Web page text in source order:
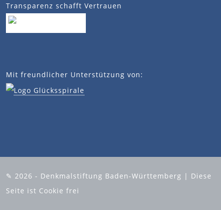
Transparenz schafft Vertrauen
Mit freundlicher Unterstützung von:
✎ 2026 - Denkmalstiftung Baden-Württemberg | Diese
Seite ist Cookie frei